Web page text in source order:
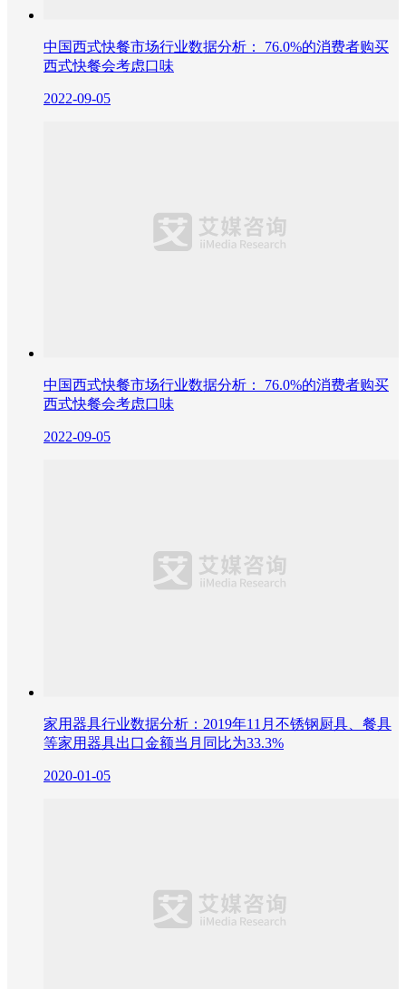
中国西式快餐市场行业数据分析： 76.0%的消费者购买
西式快餐会考虑口味
2022-09-05
中国西式快餐市场行业数据分析： 76.0%的消费者购买
西式快餐会考虑口味
2022-09-05
家用器具行业数据分析：2019年11月不锈钢厨具、餐具
等家用器具出口金额当月同比为33.3%
2020-01-05